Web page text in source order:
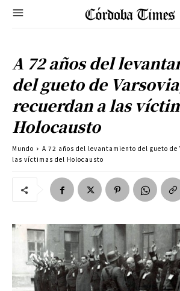
A 72 años del
del gueto de
recuerdan a las
Holocausto
Mundo
A 72 años del levantamiento del gueto
las víctimas del Holocausto